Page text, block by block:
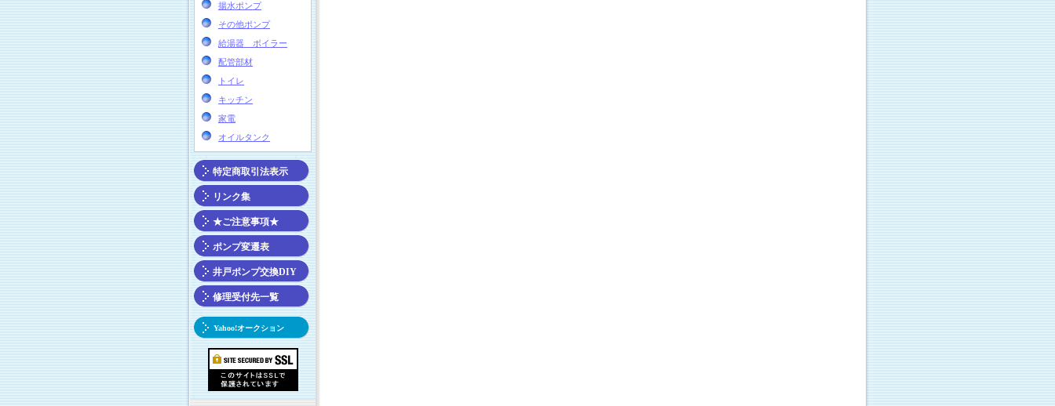
揚水ポンプ
その他ポンプ
給湯器 ボイラー
配管部材
トイレ
キッチン
家電
オイルタンク
特定商取引法表示
リンク集
★ご注意事項★
ポンプ変遷表
井戸ポンプ交換DIY
修理受付先一覧
Yahoo!オークション